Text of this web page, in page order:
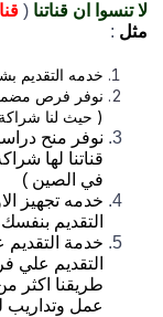
لا تنسوا ان قناتنا (
مثل :
خدمه التقديم
( حيث لنا
قناتنا لها
في الصين )
خدمه تجهيز
التقديم
خدمة
التقديم
عمل وتداريب